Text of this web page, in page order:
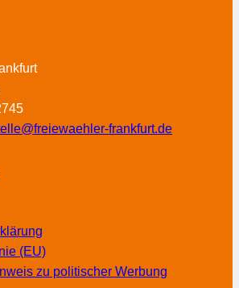
frankfurt.de
(EU)
zu politischer Werbung